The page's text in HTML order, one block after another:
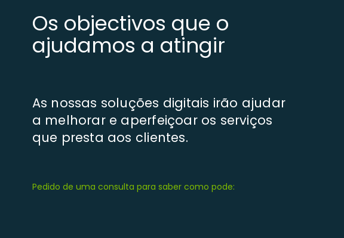
Os objectivos que o
ajudamos a atingir
As nossas soluções digitais irão ajudar
a melhorar e aperfeiçoar os serviços
que presta aos clientes.
Pedido de uma consulta para saber como pode: